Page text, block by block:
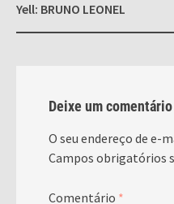
Yell: BRUNO LEONEL
Deixe um comentário
O seu endereço de e-
Campos obrigatórios
Comentário *